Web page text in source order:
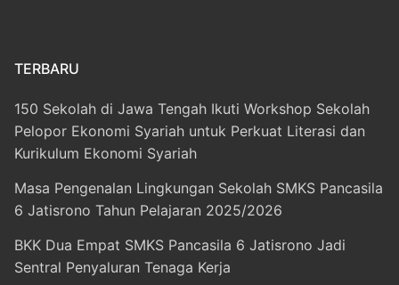
TERBARU
150 Sekolah di Jawa Tengah Ikuti Workshop Sekolah
Pelopor Ekonomi Syariah untuk Perkuat Literasi dan
Kurikulum Ekonomi Syariah
Masa Pengenalan Lingkungan Sekolah SMKS Pancasila
6 Jatisrono Tahun Pelajaran 2025/2026
BKK Dua Empat SMKS Pancasila 6 Jatisrono Jadi
Sentral Penyaluran Tenaga Kerja